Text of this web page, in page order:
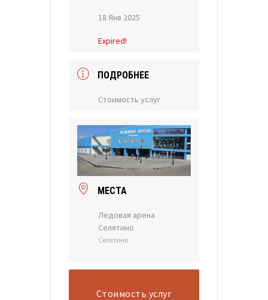
18 Янв 2025
Expired!
ПОДРОБНЕЕ
Стоимость услуг
МЕСТА
Ледовая арена
Селятино
Селятино
Стоимость услуг